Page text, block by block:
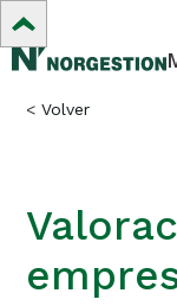
< Volver